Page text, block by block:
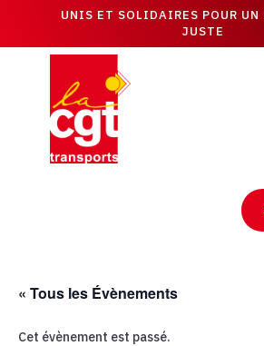
UNIS ET SOLIDAIRES POUR UN
JUSTE
« Tous les Évènements
Cet évènement est passé.